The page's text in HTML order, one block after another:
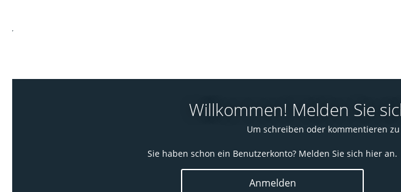
Willkommen! Melden Sie
Um schreiben oder kommentieren
Sie haben schon ein Benutzerkonto? Melden Sie sich hier an.
Anmelden